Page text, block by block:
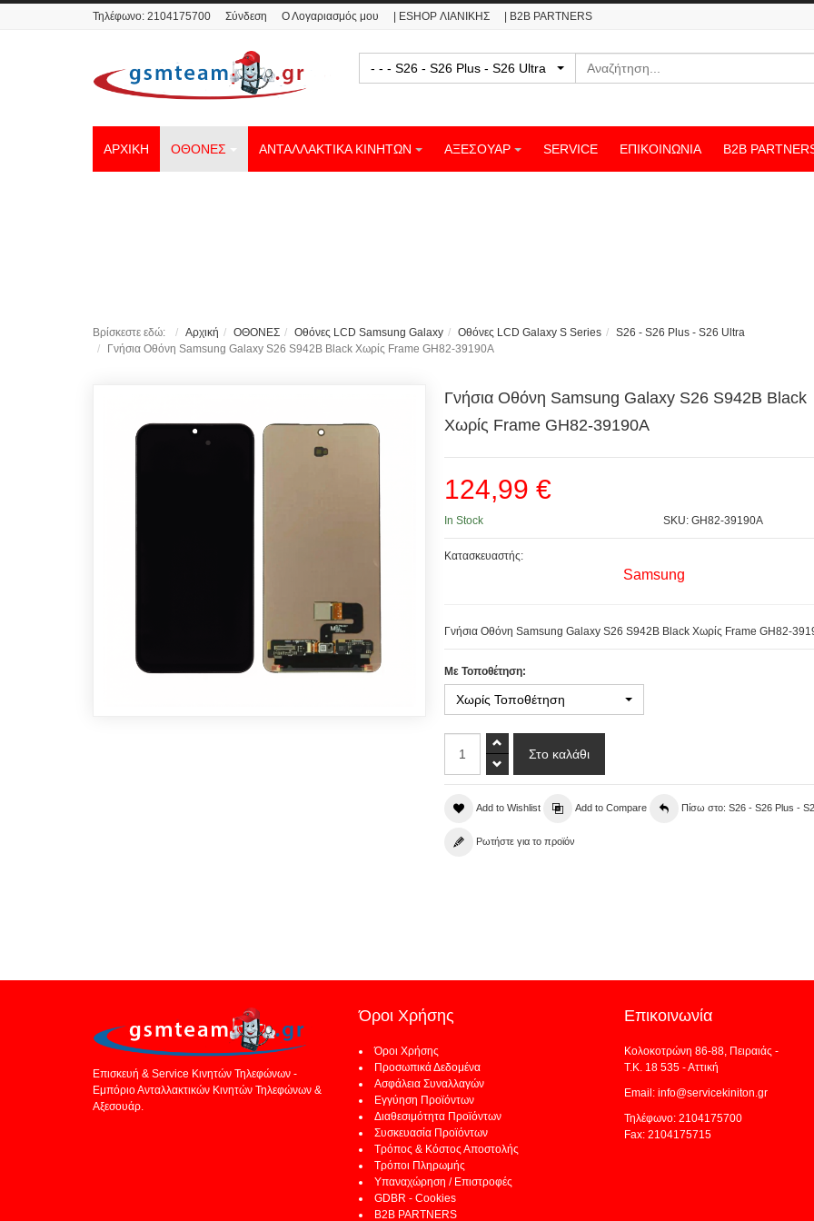
Τηλέφωνο: 2104175700 Σύνδεση Ο Λογαριασμός μου | ESHOP ΛΙΑΝΙΚΗΣ | B2B PARTNERS
- - - S26 - S26 Plus - S26 Ultra
ΑΡΧΙΚΗ ΟΘΟΝΕΣ ΑΝΤΑΛΛΑΚΤΙΚΑ ΚΙΝΗΤΩΝ ΑΞΕΣΟΥΑΡ SERVICE ΕΠΙΚΟΙΝΩΝΊΑ B2B
Βρίσκεστε εδώ: Αρχική ΟΘΟΝΕΣ Οθόνες LCD Samsung Galaxy Οθόνες LCD Galaxy S Series
S26 - S26 Plus - S26 Ultra
Γνήσια Οθόνη Samsung Galaxy S26 S942B Black Χωρίς Frame GH82-39190A
Γνήσια Οθόνη Samsung Galaxy S26 S942B Black
Χωρίς Frame GH82-39190A
124,99 €
In Stock SKU: GH82-39190A
Κατασκευαστής:
Samsung
Γνήσια Οθόνη Samsung Galaxy S26 S942B Black Χωρίς Frame GH82-
Με Τοποθέτηση:
Χωρίς Τοποθέτηση
Add to Wishlist Add to Compare Πίσω στο: S26 - S26 Plus -
Ρωτήστε για το προϊόν
Επισκευή & Service Κινητών Τηλεφώνων -
Εμπόριο Ανταλλακτικών Κινητών Τηλεφώνων &
Αξεσουάρ.
Όροι Χρήσης
Όροι Χρήσης
Προσωπικά Δεδομένα
Ασφάλεια Συναλλαγών
Εγγύηση Προϊόντων
Διαθεσιμότητα Προϊόντων
Συσκευασία Προϊόντων
Τρόπος & Κόστος Αποστολής
Τρόποι Πληρωμής
Υπαναχώρηση / Επιστροφές
GDBR - Cookies
B2B PARTNERS
Επικοινωνία
Κολοκοτρώνη 86-88, Πειραιάς -
Τ.Κ. 18 535 - Αττική
Email: info@servicekiniton.gr
Τηλέφωνο: 2104175700
Fax: 2104175715